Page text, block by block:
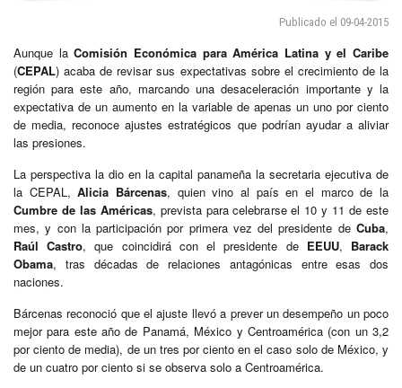
Publicado el 09-04-2015
Aunque laComisión Económica para América Latina y el Caribe
(CEPAL) acaba de revisar sus expectativas sobre el crecimiento de la
región para este año, marcando una desaceleración importante y la
expectativa de un aumento en la variable de apenas un uno por ciento
de media, reconoce ajustes estratégicos que podrían ayudar a aliviar
las presiones.
La perspectiva la dio en la capital panameña la secretaria ejecutiva de
la CEPAL,Alicia Bárcenas, quien vino al país en el marco de la
Cumbre de las Américas, prevista para celebrarse el 10 y 11 de este
mes, y con la participación por primera vez del presidente de Cuba,
Raúl Castro, que coincidirá con el presidente de EEUU, Barack
Obama, tras décadas de relaciones antagónicas entre esas dos
naciones.
Bárcenas reconoció que el ajuste llevó a prever un desempeño un poco
mejor para este año de Panamá, México y Centroamérica (con un 3,2
por ciento de media), de un tres por ciento en el caso solo de México, y
de un cuatro por ciento si se observa solo a Centroamérica.